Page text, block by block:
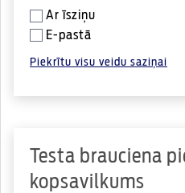
Ar īsziņu
E-pastā
Piekrītu visu veidu saziņai
Testa brauciena
kopsavilkums